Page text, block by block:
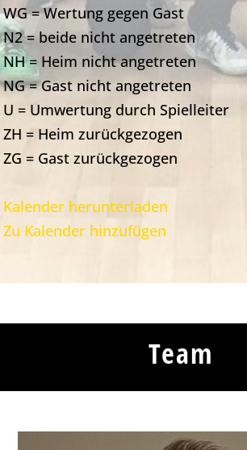
WG = Wertung gegen Gast
N2 = beide nicht angetreten
NH = Heim nicht angetreten
NG = Gast nicht angetreten
U = Umwertung durch Spielleiter
ZH = Heim zurückgezogen
ZG = Gast zurückgezogen
Kalender herunterladen
Zu Kalender hinzufügen
Team